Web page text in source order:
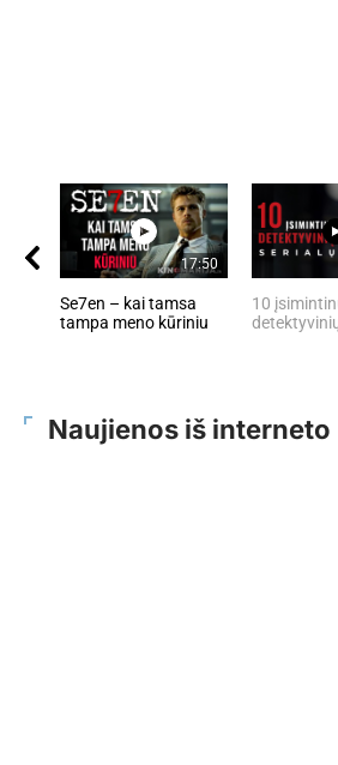
17:50
Se7en – kai tamsa
tampa meno kūriniu
10
Naujienos iš interneto